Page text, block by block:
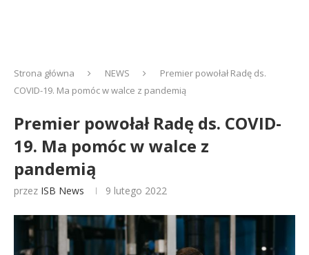
Strona główna NEWS
Premier powołał Radę ds.
COVID-19. Ma pomóc w walce z pandemią
Premier powołał Radę ds. COVID-
19. Ma pomóc w walce z
pandemią
przez ISB News 9 lutego 2022